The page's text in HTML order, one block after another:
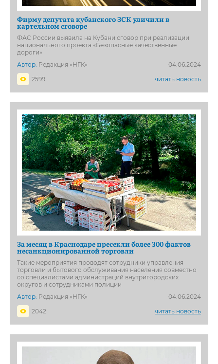
Фирму депутата кубанского ЗСК уличили в
картельном сговоре
ФАС России выявила на Кубани сговор при реализации
национального проекта «Безопасные качественные
дороги»
Автор: Редакция «НГК»
04.06.2024
2599
читать новость
За месяц в Краснодаре пресекли более 300 фактов
несанкционированной торговли
Такие мероприятия проводят сотрудники управления
торговли и бытового обслуживания населения совместно
со специалистами администраций внутригородских
округов и сотрудниками полиции
Автор: Редакция «НГК»
04.06.2024
2042
читать новость